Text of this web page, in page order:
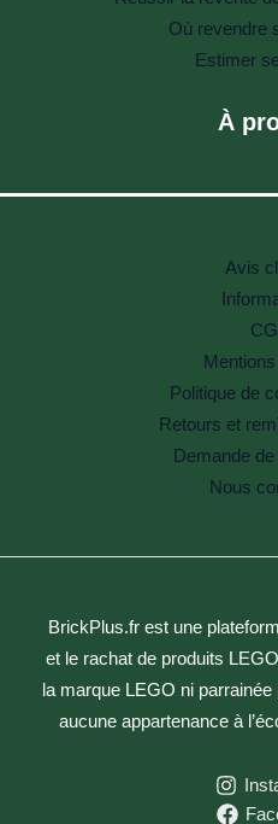
Où revendre
Estimer
À
Avis
Politique de
Retours et
Demande
Nous
BrickPlus.fr est une
et le rachat de produits
la marque LEGO ni
aucune appartenance à